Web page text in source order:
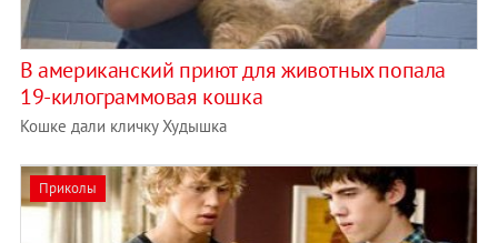
В американский приют для животных попала
19-килограммовая кошка
Кошке дали кличку Худышка
Приколы